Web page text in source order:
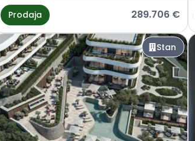
Prodaja 289.706 €
Stan